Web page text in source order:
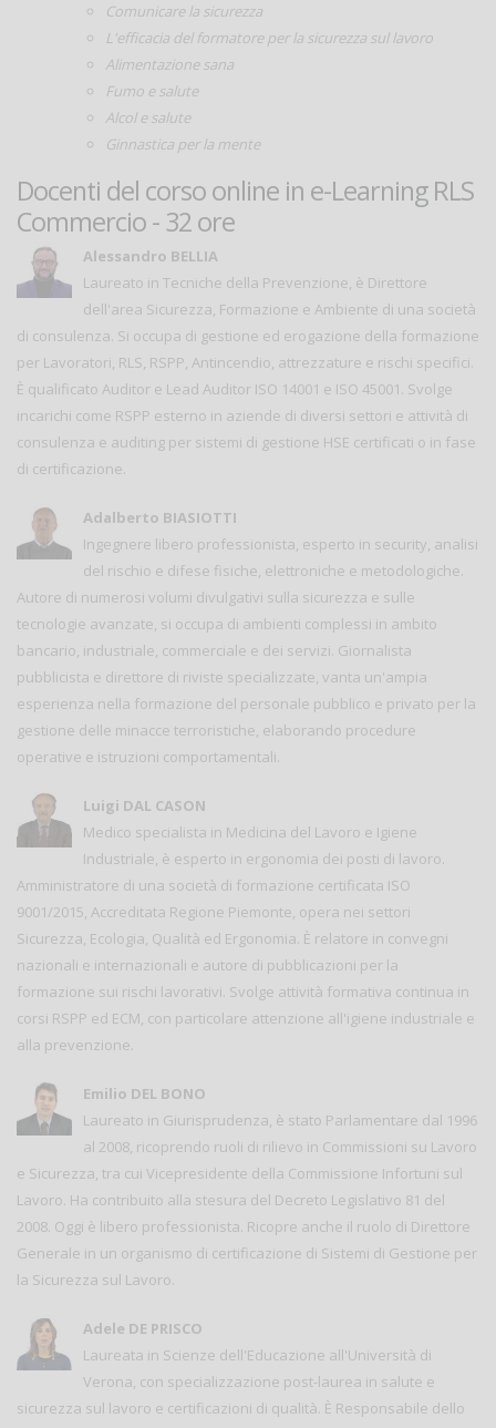
Comunicare la sicurezza
L'efficacia del formatore per la sicurezza sul lavoro
Alimentazione sana
Fumo e salute
Alcol e salute
Ginnastica per la mente
Docenti del corso online in e-Learning RLS
Commercio - 32 ore
Alessandro BELLIA
Laureato in Tecniche della Prevenzione, è Direttore
dell'area Sicurezza, Formazione e Ambiente di una società
di consulenza. Si occupa di gestione ed erogazione della formazione
per Lavoratori, RLS, RSPP, Antincendio, attrezzature e rischi specifici.
È qualificato Auditor e Lead Auditor ISO 14001 e ISO 45001. Svolge
incarichi come RSPP esterno in aziende di diversi settori e attività di
consulenza e auditing per sistemi di gestione HSE certificati o in fase
di certificazione.
Adalberto BIASIOTTI
Ingegnere libero professionista, esperto in security, analisi
del rischio e difese fisiche, elettroniche e metodologiche.
Autore di numerosi volumi divulgativi sulla sicurezza e sulle
tecnologie avanzate, si occupa di ambienti complessi in ambito
bancario, industriale, commerciale e dei servizi. Giornalista
pubblicista e direttore di riviste specializzate, vanta un'ampia
esperienza nella formazione del personale pubblico e privato per la
gestione delle minacce terroristiche, elaborando procedure
operative e istruzioni comportamentali.
Luigi DAL CASON
Medico specialista in Medicina del Lavoro e Igiene
Industriale, è esperto in ergonomia dei posti di lavoro.
Amministratore di una società di formazione certificata ISO
9001/2015, Accreditata Regione Piemonte, opera nei settori
Sicurezza, Ecologia, Qualità ed Ergonomia. È relatore in convegni
nazionali e internazionali e autore di pubblicazioni per la
formazione sui rischi lavorativi. Svolge attività formativa continua in
corsi RSPP ed ECM, con particolare attenzione all'igiene industriale e
alla prevenzione.
Emilio DEL BONO
Laureato in Giurisprudenza, è stato Parlamentare dal 1996
al 2008, ricoprendo ruoli di rilievo in Commissioni su Lavoro
e Sicurezza, tra cui Vicepresidente della Commissione Infortuni sul
Lavoro. Ha contribuito alla stesura del Decreto Legislativo 81 del
2008. Oggi è libero professionista. Ricopre anche il ruolo di Direttore
Generale in un organismo di certificazione di Sistemi di Gestione per
la Sicurezza sul Lavoro.
Adele DE PRISCO
Laureata in Scienze dell'Educazione all'Università di
Verona, con specializzazione post-laurea in salute e
sicurezza sul lavoro e certificazioni di qualità. È Responsabile dello